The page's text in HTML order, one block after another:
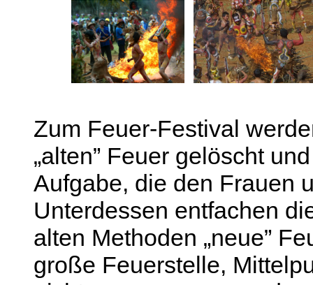
Zum Feuer-Festival
„alten” Feuer gelöscht
Aufgabe, die den Frauen
Unterdessen entfachen
alten Methoden „neue”
große Feuerstelle,